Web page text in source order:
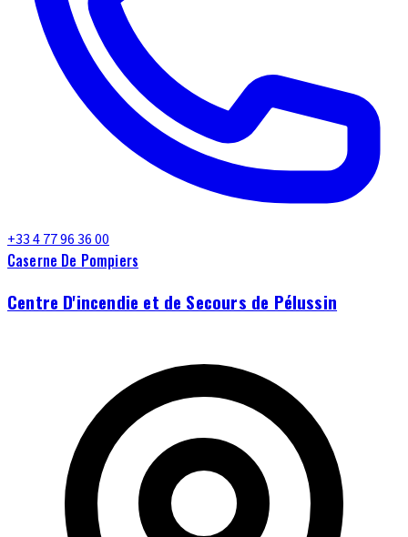
+33 4 77 96 36 00
Caserne De Pompiers
Centre D'incendie et de Secours de Pélussin